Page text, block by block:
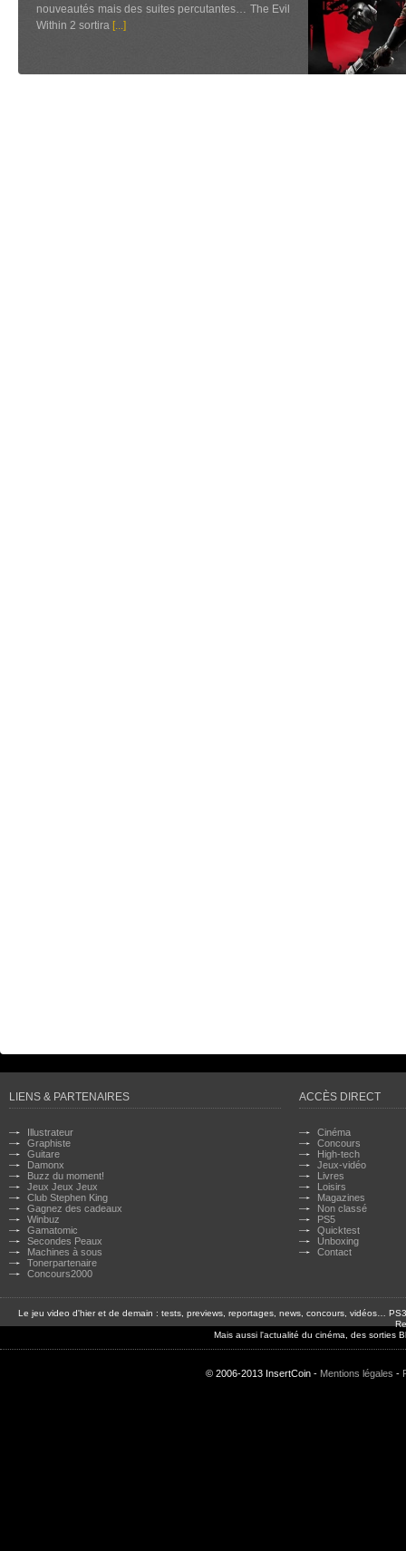
nouveautés mais des suites percutantes… The Evil
Within 2 sortira [...]
LIENS & PARTENAIRES
Illustrateur
Graphiste
Guitare
Damonx
Buzz du moment!
Jeux Jeux Jeux
Club Stephen King
Gagnez des cadeaux
Winbuz
Gamatomic
Secondes Peaux
Machines à sous
Tonerpartenaire
Concours2000
ACCÈS DIRECT
Cinéma
Concours
High-tech
Jeux-vidéo
Livres
Loisirs
Magazines
Non classé
PS5
Quicktest
Unboxing
Contact
Le jeu video d'hier et de demain : tests, previews, reportages, news, concours, vidéos…
Mais aussi l'actualité du cinéma, des sorties
© 2006-2013 InsertCoin - Mentions légales -